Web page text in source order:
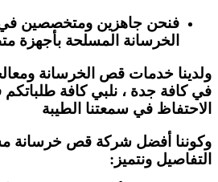
فنحن جاهزين ومتخصصين
الخرسانة المسلحة بأجهزة
ولدينا خدمات قص الخرسانة
في كافة جدة ، نلبي كافة
الاحتفاظ في سمعتنا الطيبة
وكوننا أفضل شركة قص خرسانة
التفاصيل ونتميز: